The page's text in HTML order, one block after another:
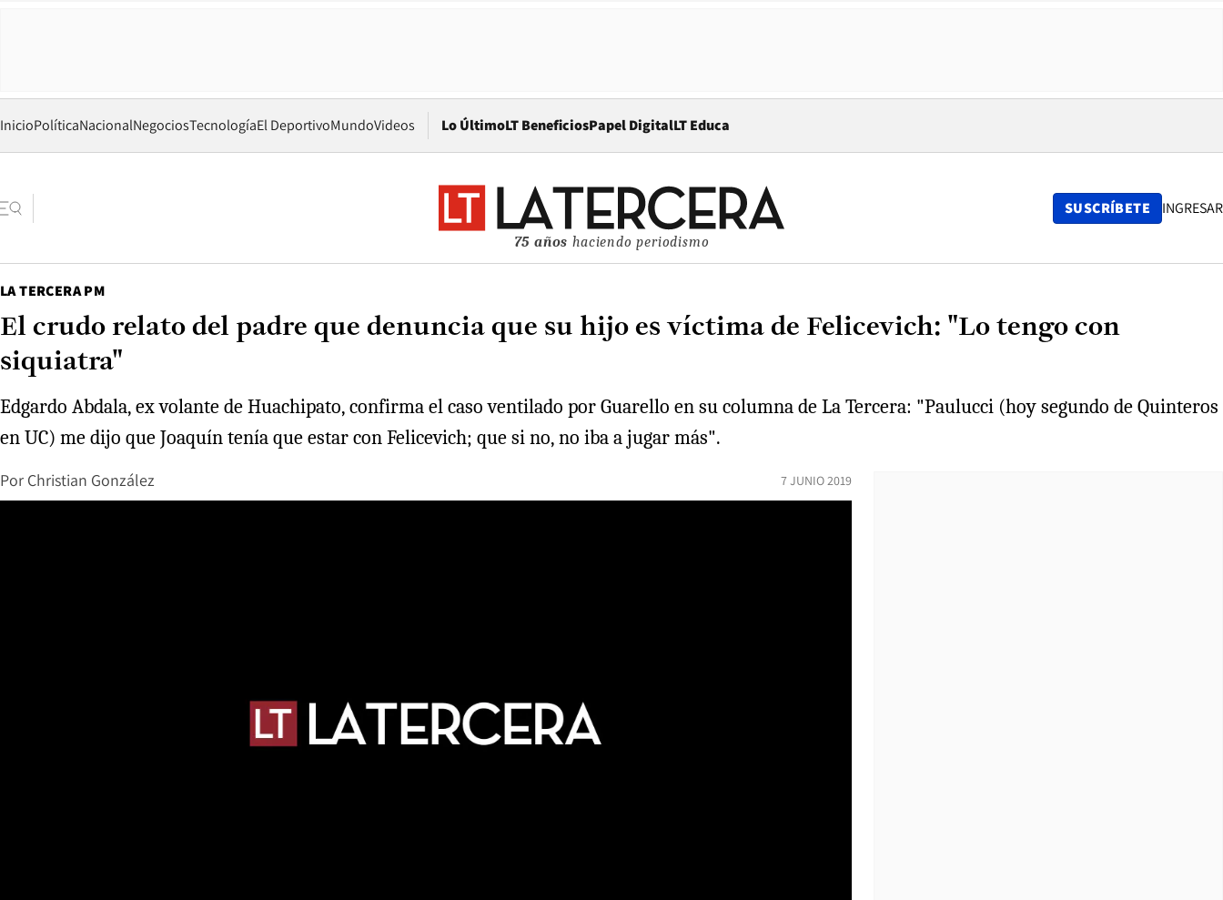
InicioPolíticaNacionalNegociosTecnologíaEl DeportivoMundoVideos Lo ÚltimoLT BeneficiosPapel DigitalOpens in new window
LT Educa
75 años haciendo periodismo
SUSCRÍBETE INGRESAR
LA TERCERA PM
El crudo relato del padre que denuncia que su hijo es víctima de Felicevich: "Lo tengo con
siquiatra"
Edgardo Abdala, ex volante de Huachipato, confirma el caso ventilado por Guarello en su columna de La Tercera: "Paulucci (hoy segundo de Quinteros
en UC) me dijo que Joaquín tenía que estar con Felicevich; que si no, no iba a jugar más".
Por Christian González 7 JUNIO 2019